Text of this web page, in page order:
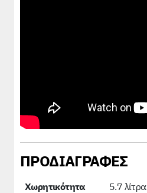
ΠΡΟΔΙΑΓΡΑΦΕΣ
Χωρητικότητα 5.7 λίτρα